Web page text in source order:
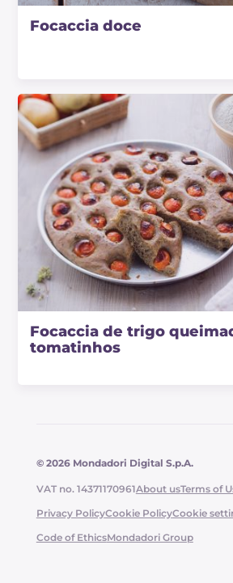
Focaccia doce
Focaccia de trigo
tomatinhos
© 2026 Mondadori Digital S.p.A.
VAT no. 14371170961About usTerms of
Privacy PolicyCookie PolicyCookie
Code of EthicsMondadori Group